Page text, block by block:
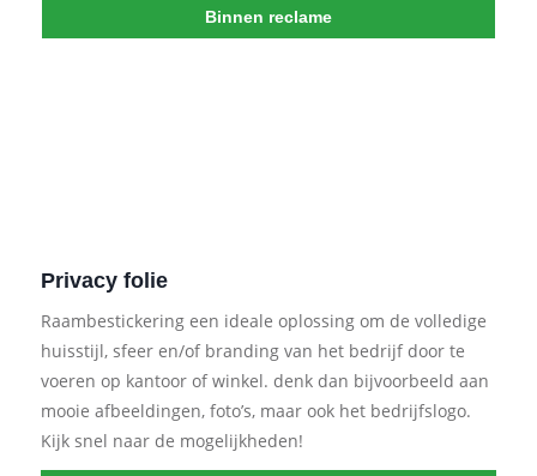
Binnen reclame
Privacy folie
Raambestickering een ideale oplossing om de volledige
huisstijl, sfeer en/of branding van het bedrijf door te
voeren op kantoor of winkel. denk dan bijvoorbeeld aan
mooie afbeeldingen, foto’s, maar ook het bedrijfslogo.
Kijk snel naar de mogelijkheden!